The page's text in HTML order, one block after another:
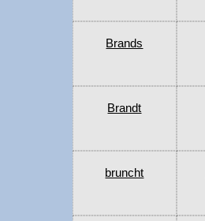
Brands
Brandt
bruncht